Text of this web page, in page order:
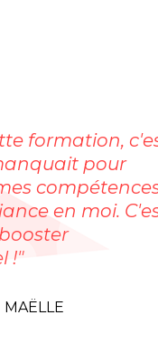
formation,
pour
en moi.
!"
MAËLLE